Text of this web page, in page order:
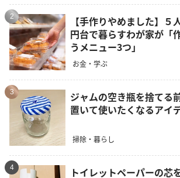
2
【手作りやめました】５
円台で暮らすわが家が「
うメニュー3つ」
お金・学ぶ
3
ジャムの空き瓶を捨てる
置いて使いたくなるアイ
掃除・暮らし
4
トイレットペーパーの芯